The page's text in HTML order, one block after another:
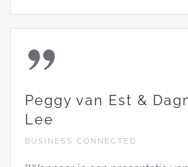
Peggy van Est &
Lee
BUSINESS CONNECTED